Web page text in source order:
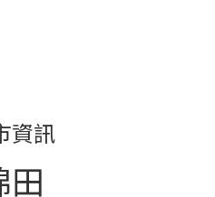
資訊
田